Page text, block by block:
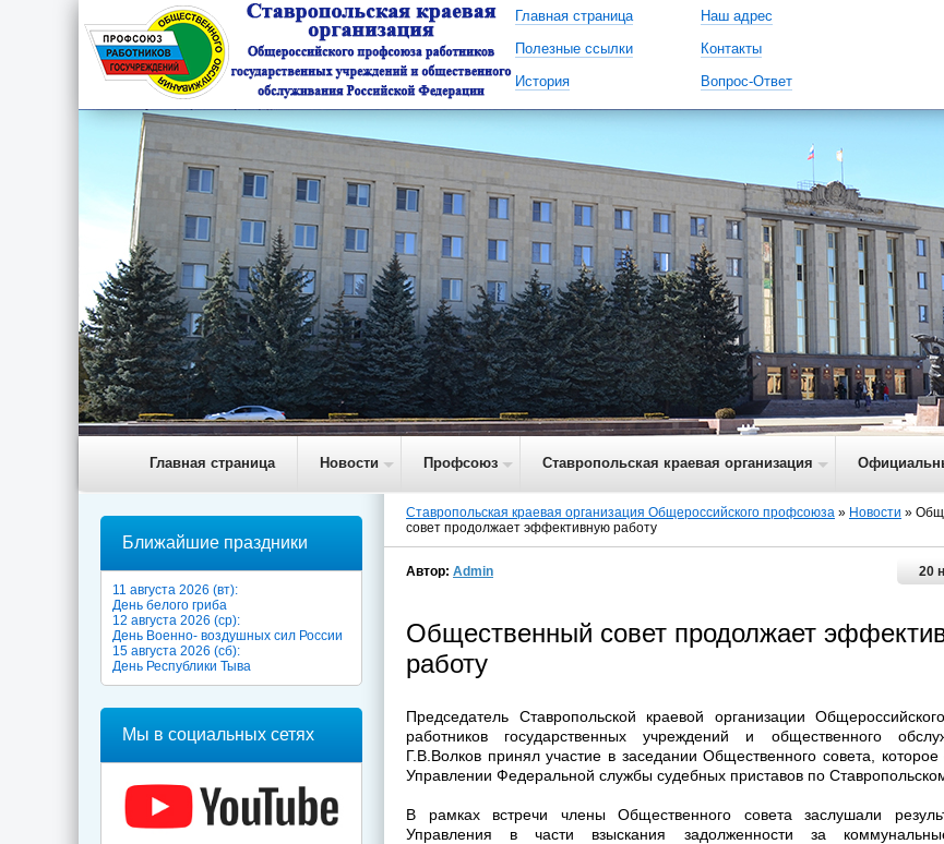
Главная страница
Полезные ссылки
История
Наш адрес
Контакты
Вопрос-Ответ
Главная страница Новости Профсоюз Ставропольская краевая организация
Ставропольская краевая организация Общероссийского профсоюза » Новости »
совет продолжает эффективную работу
20
Автор: Admin
Общественный совет продолжает
работу
Председатель Ставропольской краевой организации
работников государственных учреждений и общественного
Г.В.Волков принял участие в заседании Общественного совета, которое
Управлении Федеральной службы судебных приставов по
В рамках встречи члены Общественного совета заслушали
Управления в части взыскания задолженности за
Ближайшие праздники
11 августа 2026 (вт):
День белого гриба
12 августа 2026 (ср):
День Военно- воздушных сил России
15 августа 2026 (сб):
День Республики Тыва
Мы в социальных сетях